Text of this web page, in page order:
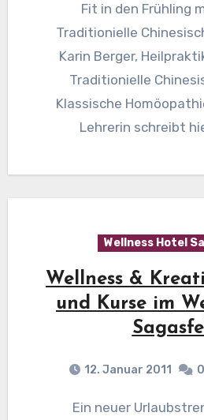
Fit in den Frühling mit Hilfe der
Traditionielle
Karin Berger,
Traditionielle
Klassische
Lehrerin schreibt
Wellness Hotel
Wellness &
und Kurse im
12. Januar 2011
Ein neuer Urlaubstrend: Bildung &